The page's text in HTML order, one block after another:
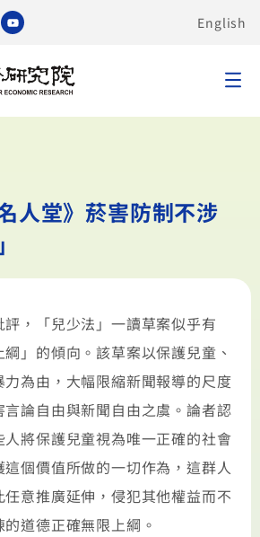
English
人堂》菸害防制不涉
，「兒少法」一讀草案似乎有
綱」的傾向。該草案以保護兒童、
為由，大幅限縮新聞報導的尺度
論自由與新聞自由之虞。論者認
將保護兒童視為唯一正確的社會
個價值所做的一切作為，這群人
意推廣延伸，侵犯其他權益而不
道德正確無限上綱。